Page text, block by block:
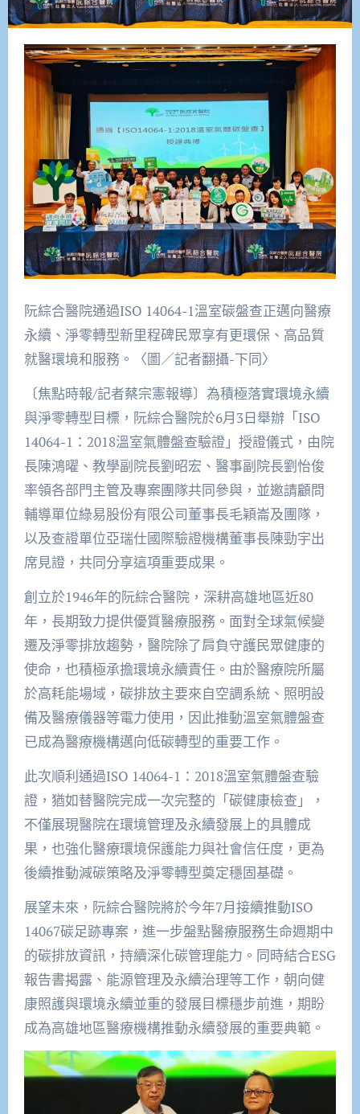
阮綜合醫院通過ISO 14064-1溫室碳盤查正邁向醫療
永續、淨零轉型新里程碑民眾享有更環保、高品質
就醫環境和服務。〈圖／記者翻攝-下同〉
〔焦點時報/記者蔡宗憲報導〕為積極落實環境永續
與淨零轉型目標，阮綜合醫院於6月3日舉辦「ISO
14064-1：2018溫室氣體盤查驗證」授證儀式，由院
長陳鴻曜、教學副院長劉昭宏、醫事副院長劉怡俊
率領各部門主管及專案團隊共同參與，並邀請顧問
輔導單位綠易股份有限公司董事長毛穎崙及團隊，
以及查證單位亞瑞仕國際驗證機構董事長陳勁宇出
席見證，共同分享這項重要成果。
創立於1946年的阮綜合醫院，深耕高雄地區近80
年，長期致力提供優質醫療服務。面對全球氣候變
遷及淨零排放趨勢，醫院除了肩負守護民眾健康的
使命，也積極承擔環境永續責任。由於醫療院所屬
於高耗能場域，碳排放主要來自空調系統、照明設
備及醫療儀器等電力使用，因此推動溫室氣體盤查
已成為醫療機構邁向低碳轉型的重要工作。
此次順利通過ISO 14064-1：2018溫室氣體盤查驗
證，猶如替醫院完成一次完整的「碳健康檢查」，
不僅展現醫院在環境管理及永續發展上的具體成
果，也強化醫療環境保護能力與社會信任度，更為
後續推動減碳策略及淨零轉型奠定穩固基礎。
展望未來，阮綜合醫院將於今年7月接續推動ISO
14067碳足跡專案，進一步盤點醫療服務生命週期中
的碳排放資訊，持續深化碳管理能力。同時結合ESG
報告書揭露、能源管理及永續治理等工作，朝向健
康照護與環境永續並重的發展目標穩步前進，期盼
成為高雄地區醫療機構推動永續發展的重要典範。